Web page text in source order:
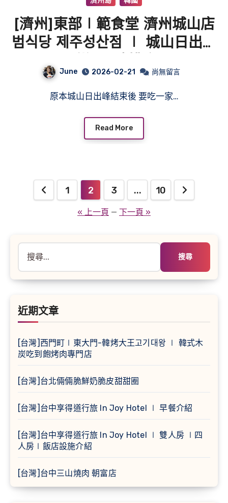
[濟州]東部∣範食堂 濟州城山店
범식당 제주성산점 ∣ 城山日出峰
June 2026-02-21 尚無留言
原本城山日出峰結束後 要吃一家…
Read More
1 2 3 ... 10
« 上一頁 — 下一頁 »
字:
近期文章
[台灣]西門町∣東大門-韓烤大王고기대왕 ∣ 韓式木
炭吃到飽烤肉專門店
[台灣]台北倆倆脆鮮奶脆皮甜甜圈
[台灣]台中享得道行旅 In Joy Hotel ∣ 早餐介紹
[台灣]台中享得道行旅 In Joy Hotel ∣ 雙人房 ∣四
人房∣飯店設施介紹
[台灣]台中三山燒肉 朝富店